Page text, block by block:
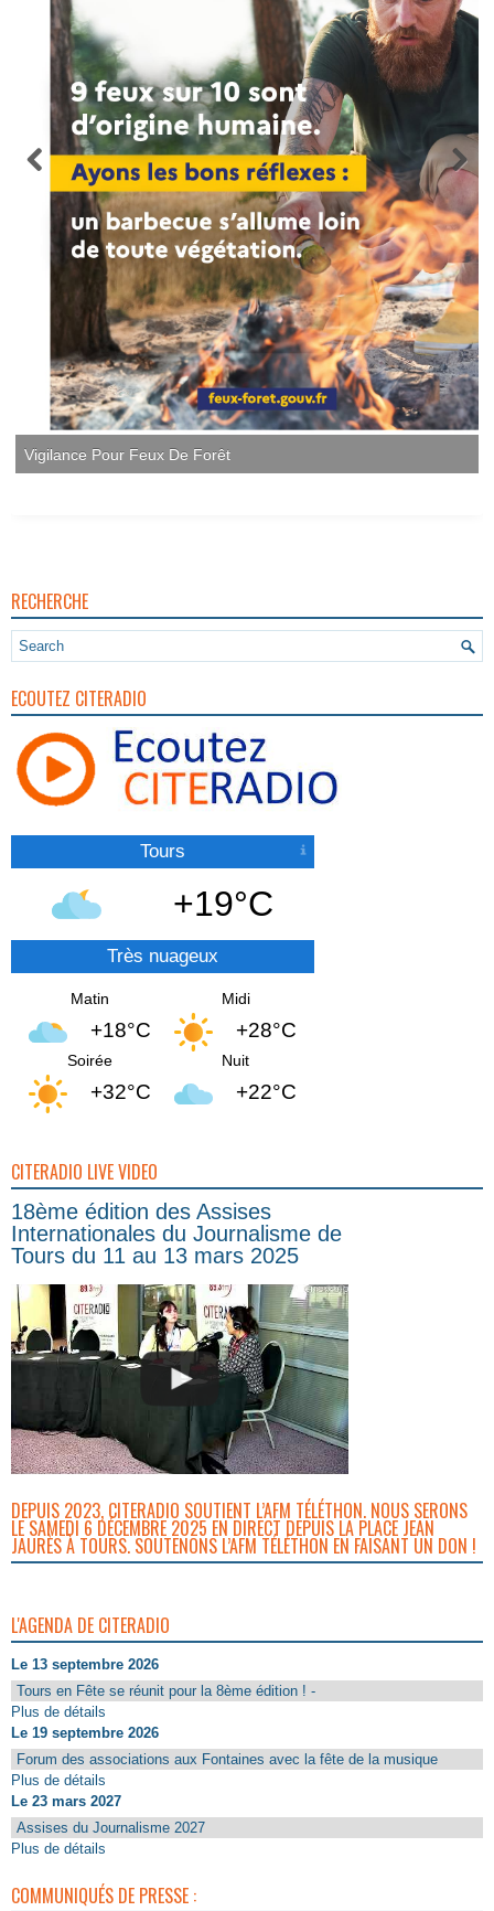
Vigilance Pour Feux De Forêt
RECHERCHE
ECOUTEZ CITERADIO
Tours
+19°C
Très nuageux
Matin
+18°C
Midi
+28°C
Soirée
+32°C
Nuit
+22°C
CITERADIO LIVE VIDEO
18ème édition des Assises
Internationales du Journalisme de
Tours du 11 au 13 mars 2025
DEPUIS 2023, CITERADIO SOUTIENT L’AFM TÉLÉTHON. NOUS SERONS
LE SAMEDI 6 DÉCEMBRE 2025 EN DIRECT DEPUIS LA PLACE JEAN
JAURÈS À TOURS. SOUTENONS L’AFM TÉLÉTHON EN FAISANT UN DON !
L'AGENDA DE CITERADIO
Le 13 septembre 2026
Tours en Fête se réunit pour la 8ème édition ! -
Plus de détails
Le 19 septembre 2026
Forum des associations aux Fontaines avec la fête de la musique
Plus de détails
Le 23 mars 2027
Assises du Journalisme 2027
Plus de détails
COMMUNIQUÉS DE PRESSE :